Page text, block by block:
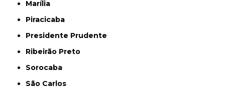
Marília
Piracicaba
Presidente Prudente
Ribeirão Preto
Sorocaba
São Carlos